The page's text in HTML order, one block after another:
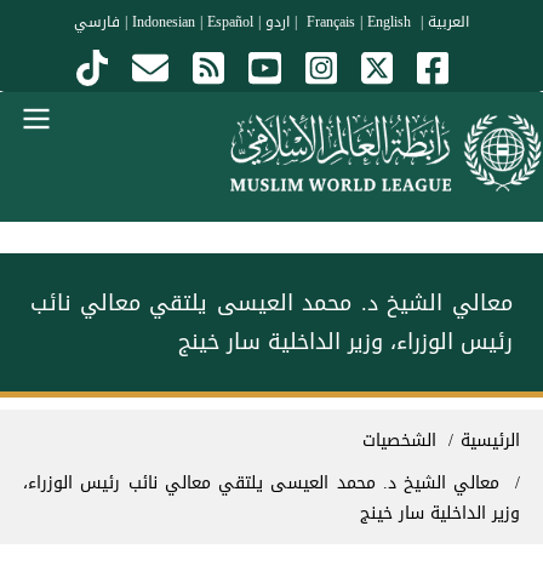
تجاوز إلى المحتوى الرئيسي
العربية|
|English
| اردو|
Indonesian |Español
| فارسي
معالي الشيخ د. محمد العيسى‬⁩ يلتقي معالي نائب
رئيس الوزراء، وزير الداخلية سار خينج
مسار التنقل
الرئيسية
الشخصيات
معالي الشيخ د. محمد العيسى‬⁩ يلتقي معالي نائب رئيس الوزراء،
وزير الداخلية سار خينج